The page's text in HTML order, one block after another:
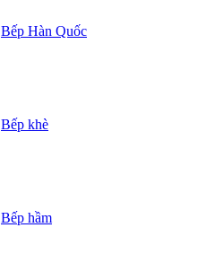
Bếp Hàn Quốc
Bếp khè
Bếp hầm